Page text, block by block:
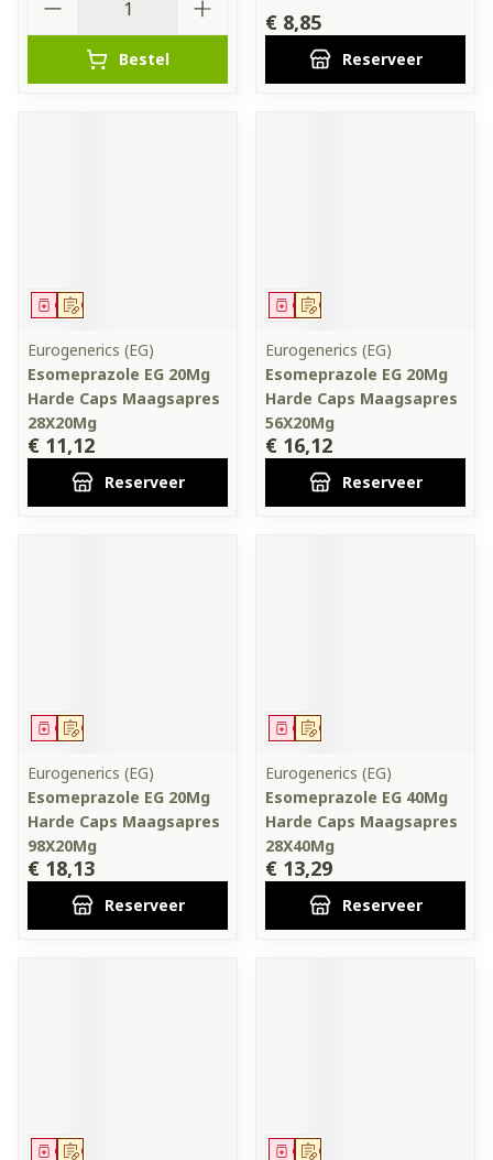
Bestel
€ 8,85
Reserveer
Op voorschrift
Geneesmiddel
Eurogenerics (EG)
Esomeprazole EG 20Mg
Harde Caps Maagsapres
28X20Mg
€ 11,12
Reserveer
Op voorschrift
Geneesmiddel
Eurogenerics (EG)
Esomeprazole EG 20Mg
Harde Caps Maagsapres
56X20Mg
€ 16,12
Reserveer
Op voorschrift
Geneesmiddel
Eurogenerics (EG)
Esomeprazole EG 20Mg
Harde Caps Maagsapres
98X20Mg
€ 18,13
Reserveer
Op voorschrift
Geneesmiddel
Eurogenerics (EG)
Esomeprazole EG 40Mg
Harde Caps Maagsapres
28X40Mg
€ 13,29
Reserveer
Op voorschrift
Geneesmiddel Op voorschrift
Geneesmiddel